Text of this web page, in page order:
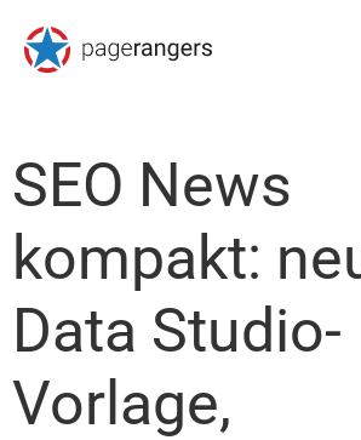
SEO News
kompakt:
Data Studio-
Vorlage,